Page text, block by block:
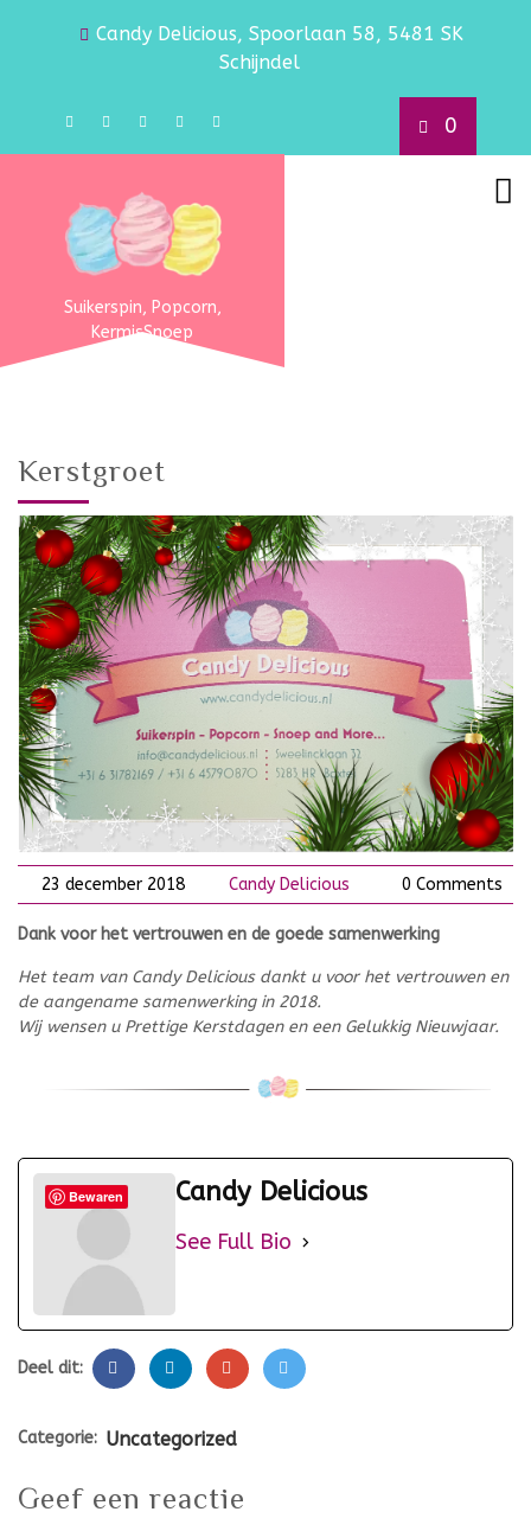
Candy Delicious, Spoorlaan 58, 5481 SK
Schijndel
0
Suikerspin, Popcorn,
KermisSnoep
Kerstgroet
23 december 2018 Candy Delicious 0 Comments
Dank voor het vertrouwen en de goede samenwerking
Het team van Candy Delicious dankt u voor het vertrouwen en
de aangename samenwerking in 2018.
Wij wensen u Prettige Kerstdagen en een Gelukkig Nieuwjaar.
Candy Delicious
See Full Bio
Deel dit:
Categorie: Uncategorized
Geef een reactie
Bewaren